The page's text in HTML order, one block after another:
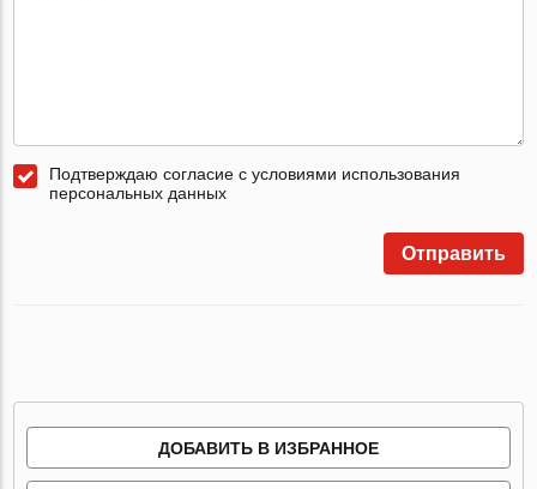
Подтверждаю согласие с условиями использования
персональных данных
Отправить
ДОБАВИТЬ В ИЗБРАННОЕ